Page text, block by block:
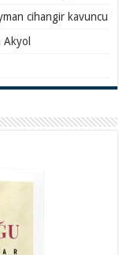
cihangir kavuncu